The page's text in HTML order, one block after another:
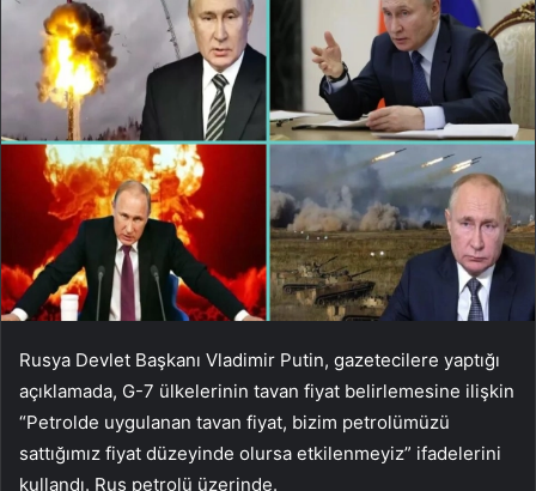
Rusya Devlet Başkanı Vladimir Putin, gazetecilere yaptığı
açıklamada, G-7 ülkelerinin tavan fiyat belirlemesine ilişkin
“Petrolde uygulanan tavan fiyat, bizim petrolümüzü
sattığımız fiyat düzeyinde olursa etkilenmeyiz” ifadelerini
kullandı. Rus petrolü üzerinde.